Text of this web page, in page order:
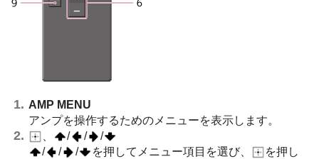
AMP MENU
アンプを操作するためのメニューを表示します。
/ /
/
/
/ / を押してメニュー項目を選び、
を押し